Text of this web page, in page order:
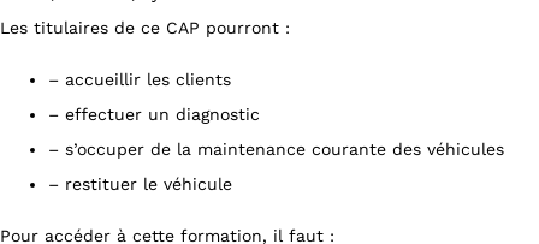
Les titulaires de ce CAP pourront :
– accueillir les clients
– effectuer un diagnostic
– s’occuper de la maintenance courante des véhicules
– restituer le véhicule
Pour accéder à cette formation, il faut :